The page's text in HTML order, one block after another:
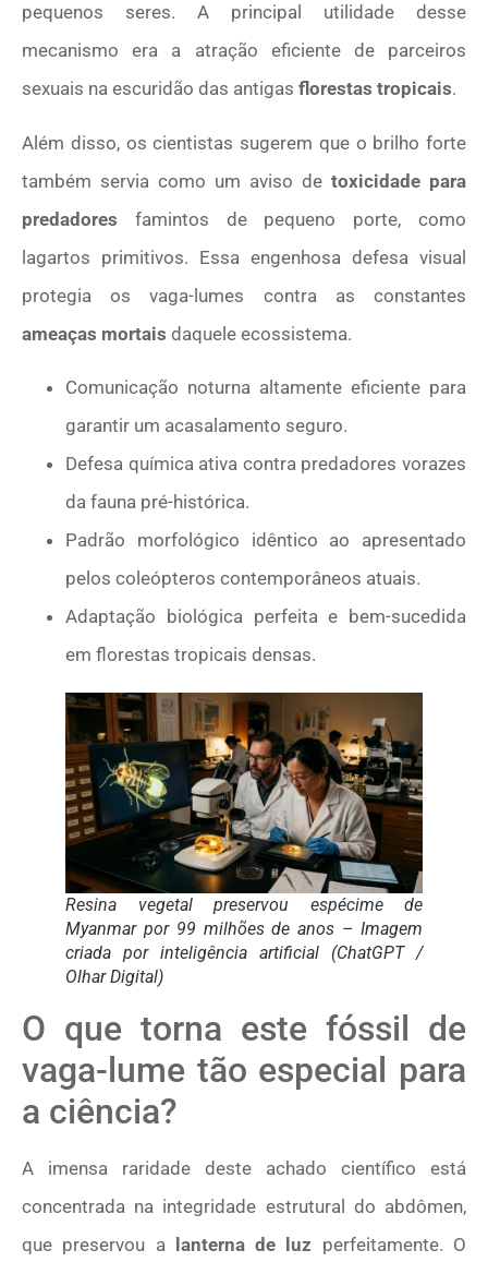
pequenos seres. A principal utilidade desse
mecanismo era a atração eficiente de parceiros
sexuais na escuridão das antigas florestas tropicais.
Além disso, os cientistas sugerem que o brilho forte
também servia como um aviso de toxicidade para
predadores famintos de pequeno porte, como
lagartos primitivos. Essa engenhosa defesa visual
protegia os vaga-lumes contra as constantes
ameaças mortais daquele ecossistema.
Comunicação noturna altamente eficiente para
garantir um acasalamento seguro.
Defesa química ativa contra predadores vorazes
da fauna pré-histórica.
Padrão morfológico idêntico ao apresentado
pelos coleópteros contemporâneos atuais.
Adaptação biológica perfeita e bem-sucedida
em florestas tropicais densas.
Resina vegetal preservou espécime de
Myanmar por 99 milhões de anos – Imagem
criada por inteligência artificial (ChatGPT /
Olhar Digital)
O que torna este fóssil de
vaga-lume tão especial para
a ciência?
A imensa raridade deste achado científico está
concentrada na integridade estrutural do abdômen,
que preservou a
lanterna de luz perfeitamente. O